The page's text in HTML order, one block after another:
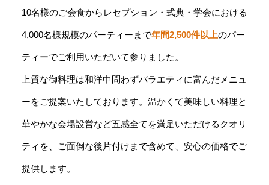
10名様のご会食からレセプション・式典・学会における
4,000名様規模のパーティーまで年間2,500件以上のパー
ティーでご利用いただいて参りました。
上質な御料理は和洋中問わずバラエティに富んだメニュ
ーをご提案いたしております。温かくて美味しい料理と
華やかな会場設営など五感全てを満足いただけるクオリ
ティを、ご面倒な後片付けまで含めて、安心の価格でご
提供します。